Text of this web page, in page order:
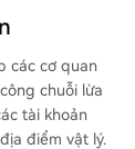
(pig butch
lừa đảo liê
2025 vượt 11
nhất, sau
phong tỏa
các cơ quan
chuỗi lừa
tài khoản
điểm vật lý.